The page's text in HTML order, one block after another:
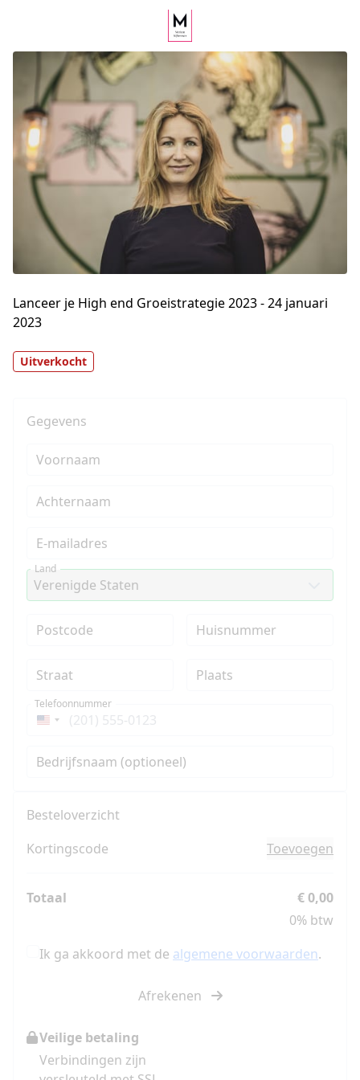
Lanceer je High end Groeistrategie 2023 - 24 januari
2023
Uitverkocht
Gegevens
Voornaam
Achternaam
E-mailadres
Land
Postcode Huisnummer
Straat Plaats
Verenigde
+1
Telefoonnummer
Bedrijfsnaam (optioneel)
Besteloverzicht
Kortingscode
Toevoegen
Totaal
€ 0,00
0% btw
Ik ga akkoord met de algemene voorwaarden.
Afrekenen
Veilige betaling
Verbindingen zijn